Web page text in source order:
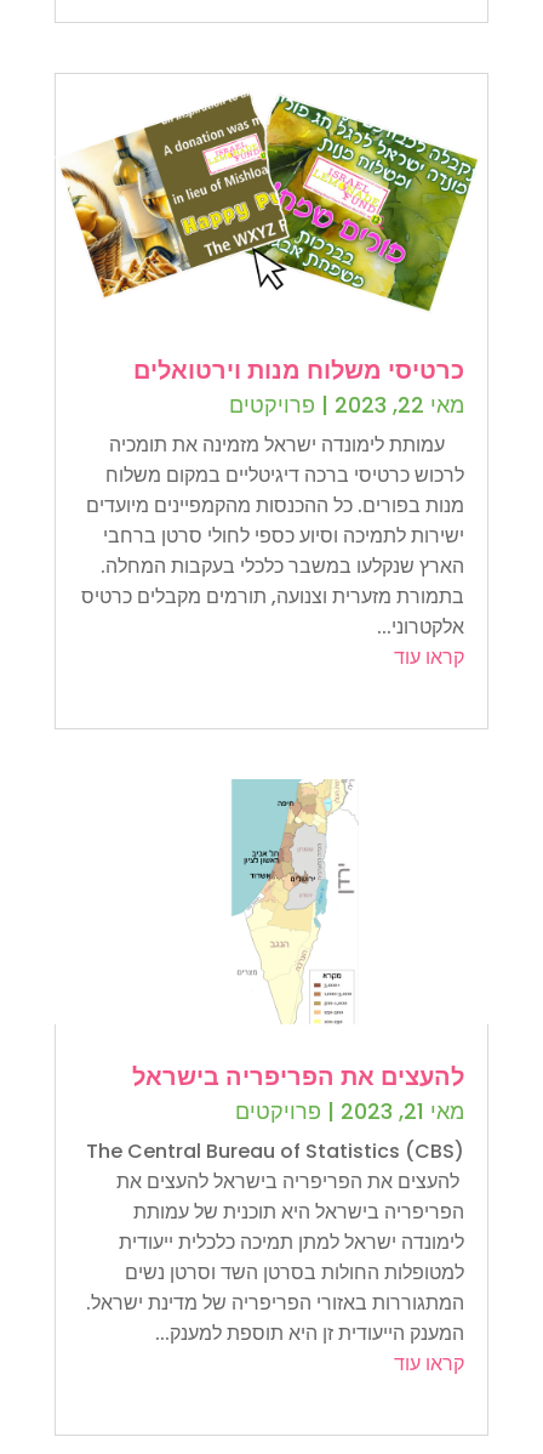
כרטיסי משלוח מנות וירטואלים
מאי 22, 2023 | פרויקטים
עמותת לימונדה ישראל מזמינה את תומכיה
לרכוש כרטיסי ברכה דיגיטליים במקום משלוח
מנות בפורים. כל ההכנסות מהקמפיינים מיועדים
ישירות לתמיכה וסיוע כספי לחולי סרטן ברחבי
הארץ שנקלעו במשבר כלכלי בעקבות המחלה.
בתמורת מזערית וצנועה, תורמים מקבלים כרטיס
אלקטרוני...
קראו עוד
להעצים את הפריפריה בישראל
מאי 21, 2023 | פרויקטים
The Central Bureau of Statistics (CBS)
להעצים את הפריפריה בישראל להעצים את
הפריפריה בישראל היא תוכנית של עמותת
לימונדה ישראל למתן תמיכה כלכלית ייעודית
למטופלות החולות בסרטן השד וסרטן נשים
המתגוררות באזורי הפריפריה של מדינת ישראל.
המענק הייעודית זן היא תוספת למענק...
קראו עוד